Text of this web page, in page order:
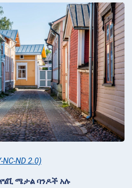
NC-ND 2.0)
ሜታል ባንዶች አሉ